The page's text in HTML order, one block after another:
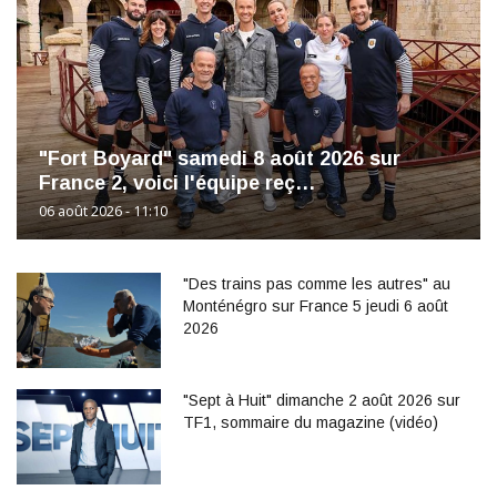
"Fort Boyard" samedi 8 août 2026 sur
France 2, voici l'équipe reç…
06 août 2026 - 11:10
"Des trains pas comme les autres" au
Monténégro sur France 5 jeudi 6 août
2026
"Sept à Huit" dimanche 2 août 2026 sur
TF1, sommaire du magazine (vidéo)